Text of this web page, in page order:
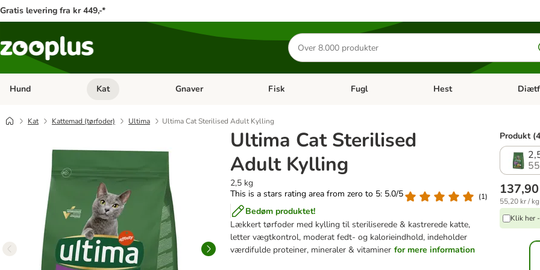
Gratis levering fra kr 449,-*
Søg
efter
produkter
Hund Åben kategori menu: Hund
Kat Åben kategori menu: Kat
Gnaver Åben kategori menu: Gnaver
Fisk Åben kategori menu: Fisk
Fugl Åben kategori menu: Fugl
Hest Åben
Kat Kattemad (tørfoder) Ultima Ultima Cat Sterilised Adult Kylling
Ultima Cat Sterilised
Adult Kylling
2,5 kg
This is a stars rating area from zero to 5: 5.0/5
(1)
Bedøm produktet!
Lækkert tørfoder med kylling til steriliserede & kastrerede katte,
letter vægtkontrol, moderat fedt- og kalorieindhold, indeholder
værdifulde proteiner, mineraler & vitaminer for mere information
Produkt
55,20 kr / kg
Klik her